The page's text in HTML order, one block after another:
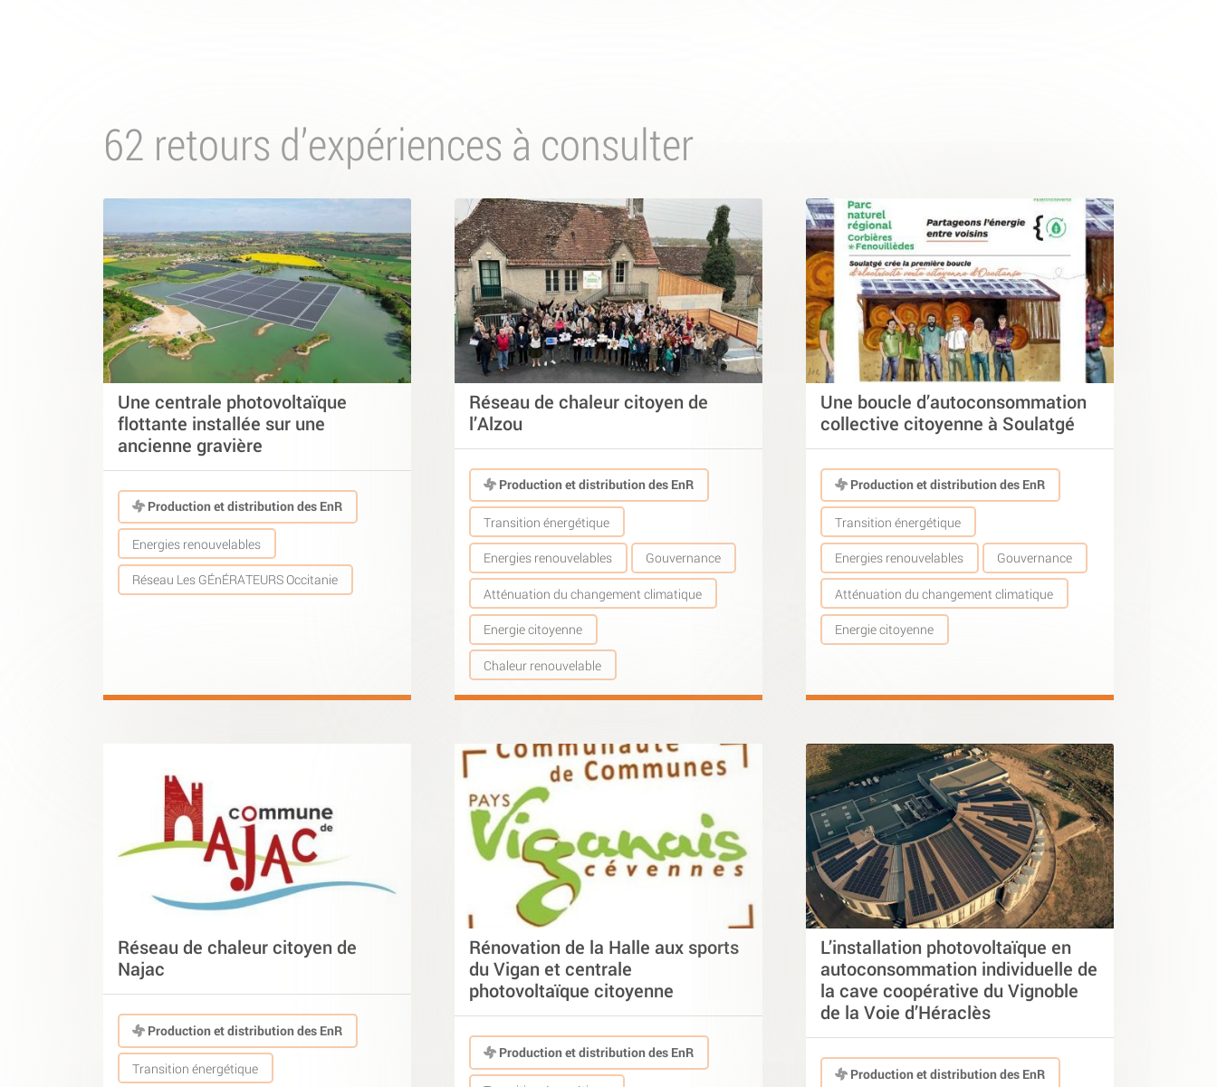
62 retours d’expériences à consulter
Une centrale photovoltaïque
flottante installée sur une
ancienne gravière
Production et distribution des EnR
Energies renouvelables
Réseau Les GÉnÉRATEURS Occitanie
Réseau de chaleur citoyen de
l’Alzou
Production et distribution des EnR
Transition énergétique
Energies renouvelables Gouvernance
Atténuation du changement climatique
Energie citoyenne
Chaleur renouvelable
Une boucle d’autoconsommation
collective citoyenne à Soulatgé
Production et distribution des EnR
Transition énergétique
Energies renouvelables Gouvernance
Atténuation du changement climatique
Energie citoyenne
Réseau de chaleur citoyen de
Najac
Production et distribution des EnR
Transition énergétique
Rénovation de la Halle aux sports
du Vigan et centrale
photovoltaïque citoyenne
Production et distribution des EnR
L’installation photovoltaïque en
autoconsommation individuelle de
la cave coopérative du Vignoble
de la Voie d’Héraclès
Production et distribution des EnR